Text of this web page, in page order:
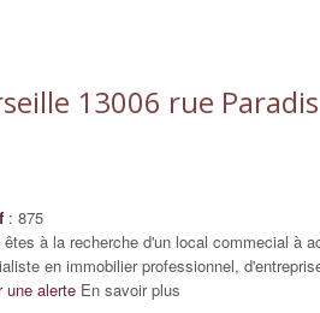
13006 rue
: 875
êtes à la recherche d'un local commecial à
en immobilier professionnel,
une alerte En savoir plus